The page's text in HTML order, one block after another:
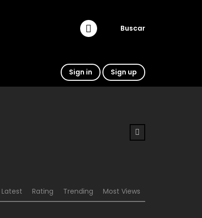
Buscar
Sign in Sign up
Latest Rating Trending Most Views